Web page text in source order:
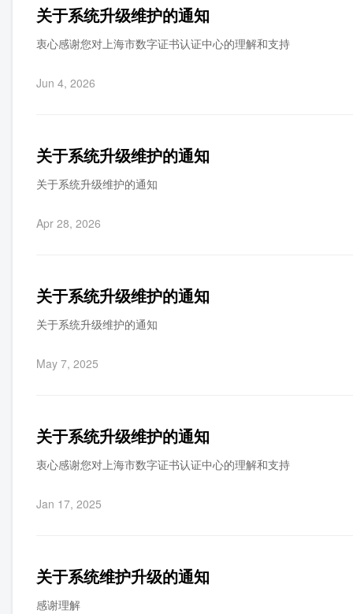
关于系统升级维护的通知
衷心感谢您对上海市数字证书认证中心的理解和支持
Jun 4, 2026
关于系统升级维护的通知
关于系统升级维护的通知
Apr 28, 2026
关于系统升级维护的通知
关于系统升级维护的通知
May 7, 2025
关于系统升级维护的通知
衷心感谢您对上海市数字证书认证中心的理解和支持
Jan 17, 2025
关于系统维护升级的通知
感谢理解